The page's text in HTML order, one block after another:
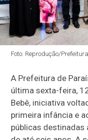
Foto: Reprodução/
A Prefeitura de
última sexta-feira,
Bebê, iniciativa
primeira infância e
públicas destinadas